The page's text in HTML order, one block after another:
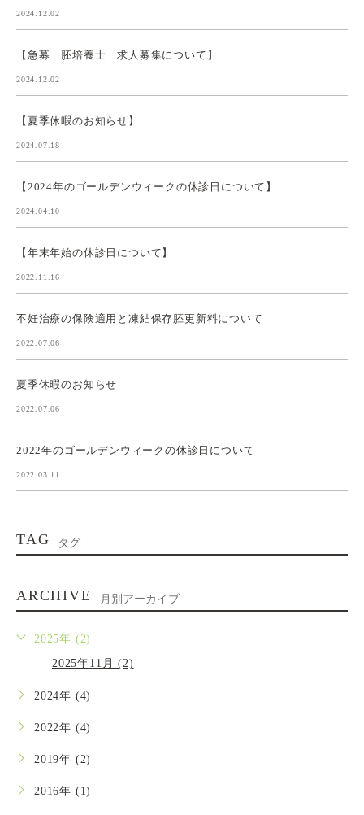
2024.12.02
【急募 胚培養士 求人募集について】
2024.12.02
【夏季休暇のお知らせ】
2024.07.18
【2024年のゴールデンウィークの休診日について】
2024.04.10
【年末年始の休診日について】
2022.11.16
不妊治療の保険適用と凍結保存胚更新料について
2022.07.06
夏季休暇のお知らせ
2022.07.06
2022年のゴールデンウィークの休診日について
2022.03.11
TAG タグ
ARCHIVE 月別アーカイブ
2025年 (2)
2025年11月 (2)
2024年 (4)
2022年 (4)
2019年 (2)
2016年 (1)